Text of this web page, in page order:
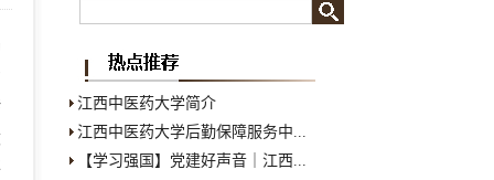
江西中医药大学简介
江西中医药大学后勤保障服务中...
【学习强国】党建好声音｜江西...